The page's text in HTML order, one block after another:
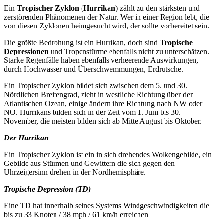
Ein Tropischer Zyklon (Hurrikan) zählt zu den stärksten und
zerstörenden Phänomenen der Natur. Wer in einer Region lebt, die
von diesen Zyklonen heimgesucht wird, der sollte vorbereitet sein.
Die größte Bedrohung ist ein Hurrikan, doch sind Tropische
Depressionen und Tropenstürme ebenfalls nicht zu unterschätzen.
Starke Regenfälle haben ebenfalls verheerende Auswirkungen,
durch Hochwasser und Überschwemmungen, Erdrutsche.
Ein Tropischer Zyklon bildet sich zwischen dem 5. und 30.
Nördlichen Breitengrad, zieht in westliche Richtung über den
Atlantischen Ozean, einige ändern ihre Richtung nach NW oder
NO. Hurrikans bilden sich in der Zeit vom 1. Juni bis 30.
November, die meisten bilden sich ab Mitte August bis Oktober.
Der Hurrikan
Ein Tropischer Zyklon ist ein in sich drehendes Wolkengebilde, ein
Gebilde aus Stürmen und Gewittern die sich gegen den
Uhrzeigersinn drehen in der Nordhemisphäre.
Tropische Depression (TD)
Eine TD hat innerhalb seines Systems Windgeschwindigkeiten die
bis zu 33 Knoten / 38 mph / 61 km/h erreichen